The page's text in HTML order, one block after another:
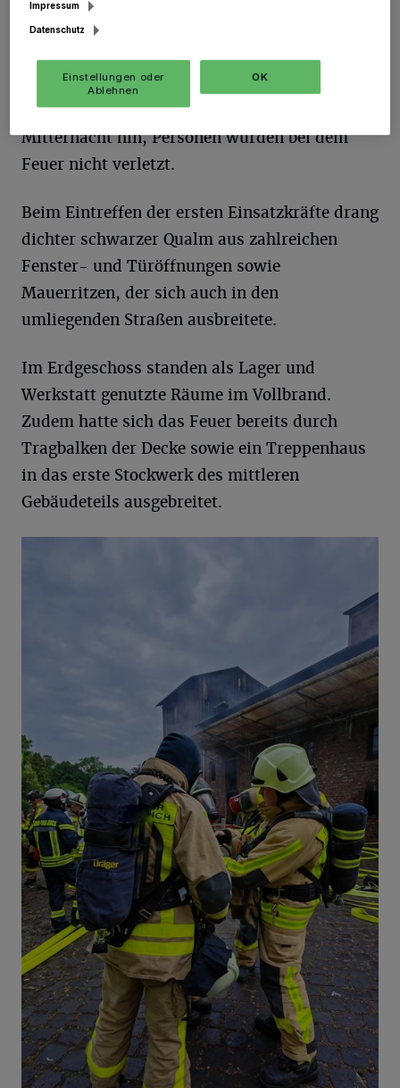
D Kräfte der hauptamtlichen Wache als
auch mehrere ehrenamtliche Löscheinheiten
mit dem Einsatzstichwort „Feuer Halle“ zum
Brandort. Der Einsatz zog sich bis weit nach
Mitternacht hin, Personen wurden bei dem
Feuer nicht verletzt.
Beim Eintreffen der ersten Einsatzkräfte drang
dichter schwarzer Qualm aus zahlreichen
Fenster- und Türöffnungen sowie
Mauerritzen, der sich auch in den
umliegenden Straßen ausbreitete.
Im Erdgeschoss standen als Lager und
Werkstatt genutzte Räume im Vollbrand.
Zudem hatte sich das Feuer bereits durch
Tragbalken der Decke sowie ein Treppenhaus
in das erste Stockwerk des mittleren
Gebäudeteils ausgebreitet.
Impressum
Datenschutz
Einstellungen oder
Ablehnen
OK